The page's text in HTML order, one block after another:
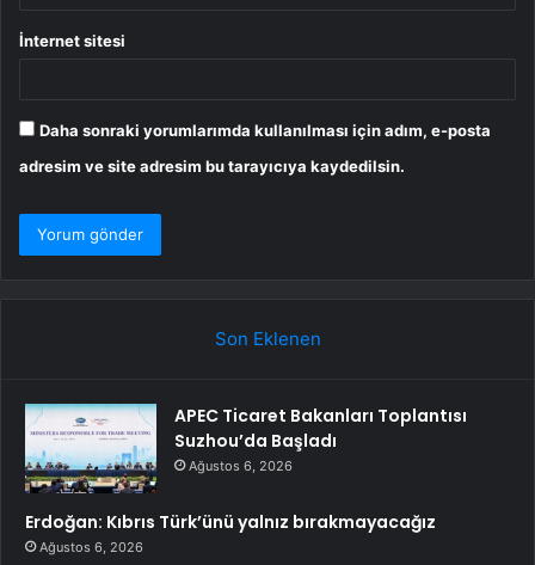
İnternet sitesi
Daha sonraki yorumlarımda kullanılması için adım, e-posta
adresim ve site adresim bu tarayıcıya kaydedilsin.
Son Eklenen
APEC Ticaret Bakanları Toplantısı
Suzhou’da Başladı
Ağustos 6, 2026
Erdoğan: Kıbrıs Türk’ünü yalnız bırakmayacağız
Ağustos 6, 2026